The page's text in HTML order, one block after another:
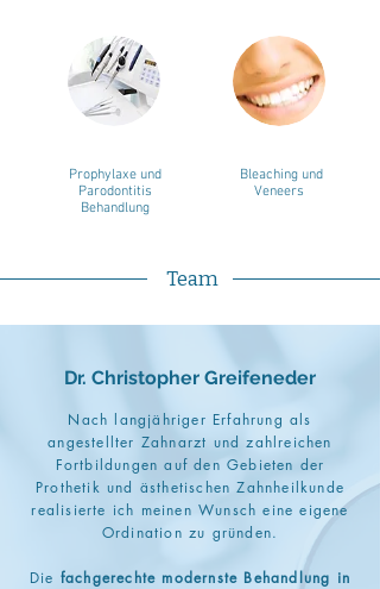
Prophylaxe und
Parodontitis
Behandlung
Bleaching und
Veneers
Team
Dr. Christopher Greifeneder
Nach langjähriger Erfahrung als
angestellter Zahnarzt und zahlreichen
Fortbildungen auf den Gebieten der
Prothetik und ästhetischen Zahnheilkunde
realisierte ich meinen Wunsch eine eigene
Ordination zu gründen.
Die fachgerechte modernste Behandlung in